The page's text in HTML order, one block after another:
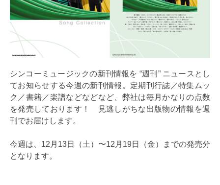
シンコーミュージックの新刊情報を “週刊” ニュースとし
てお知らせする今週の新刊情報。定期刊行誌／特集ムッ
ク／書籍／楽譜などなどなど、弊社は毎月かなりの点数
を発売しております！ 見逃しがちな出版物の情報を週
刊でお届けします。
今週は、12月13日（土）〜12月19日（金）までの発売分
となります。